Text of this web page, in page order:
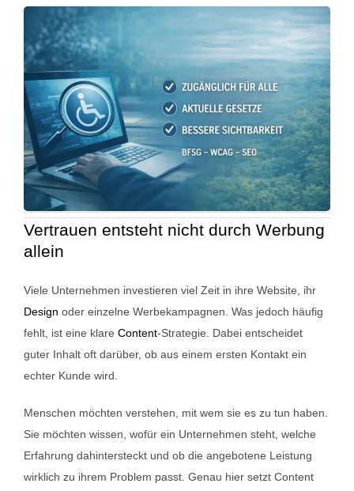
Referenzen
FAQ
Jobs
Kontakt
Vertrauen entsteht nicht durch Werbung
allein
Viele Unternehmen investieren viel Zeit in ihre Website, ihr
Design oder einzelne Werbekampagnen. Was jedoch häufig
fehlt, ist eine klare Content-Strategie. Dabei entscheidet
guter Inhalt oft darüber, ob aus einem ersten Kontakt ein
echter Kunde wird.
Menschen möchten verstehen, mit wem sie es zu tun haben.
Sie möchten wissen, wofür ein Unternehmen steht, welche
Erfahrung dahintersteckt und ob die angebotene Leistung
wirklich zu ihrem Problem passt. Genau hier setzt Content